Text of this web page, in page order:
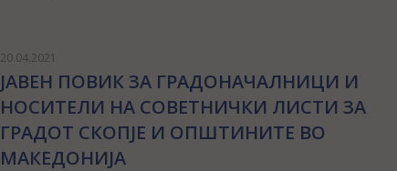
20.04.2021
ЈАВЕН ПОВИК ЗА ГРАДОНАЧАЛНИЦИ И
НОСИТЕЛИ НА СОВЕТНИЧКИ ЛИСТИ ЗА
ГРАДОТ СКОПЈЕ И ОПШТИНИТЕ ВО
МАКЕДОНИЈА